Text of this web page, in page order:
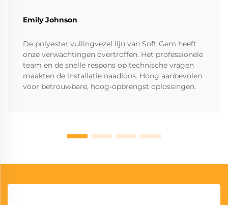
Emily Johnson
De polyester vullingvezel lijn van Soft Gem heeft
onze verwachtingen overtroffen. Het professionele
team en de snelle respons op technische vragen
maakten de installatie naadloos. Hoog aanbevolen
voor betrouwbare, hoog-opbrengst oplossingen.